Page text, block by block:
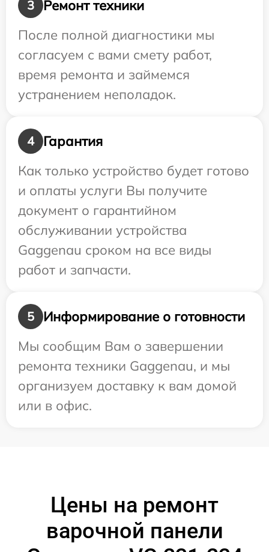
3
Ремонт техники
После полной диагностики мы
согласуем с вами смету работ,
время ремонта и займемся
устранением неполадок.
4
Гарантия
Как только устройство будет готово
и оплаты услуги Вы получите
документ о гарантийном
обслуживании устройства
Gaggenau сроком на все виды
работ и запчасти.
5
Информирование о готовности
Мы сообщим Вам о завершении
ремонта техники Gaggenau, и мы
организуем доставку к вам домой
или в офис.
Цены на ремонт
варочной панели